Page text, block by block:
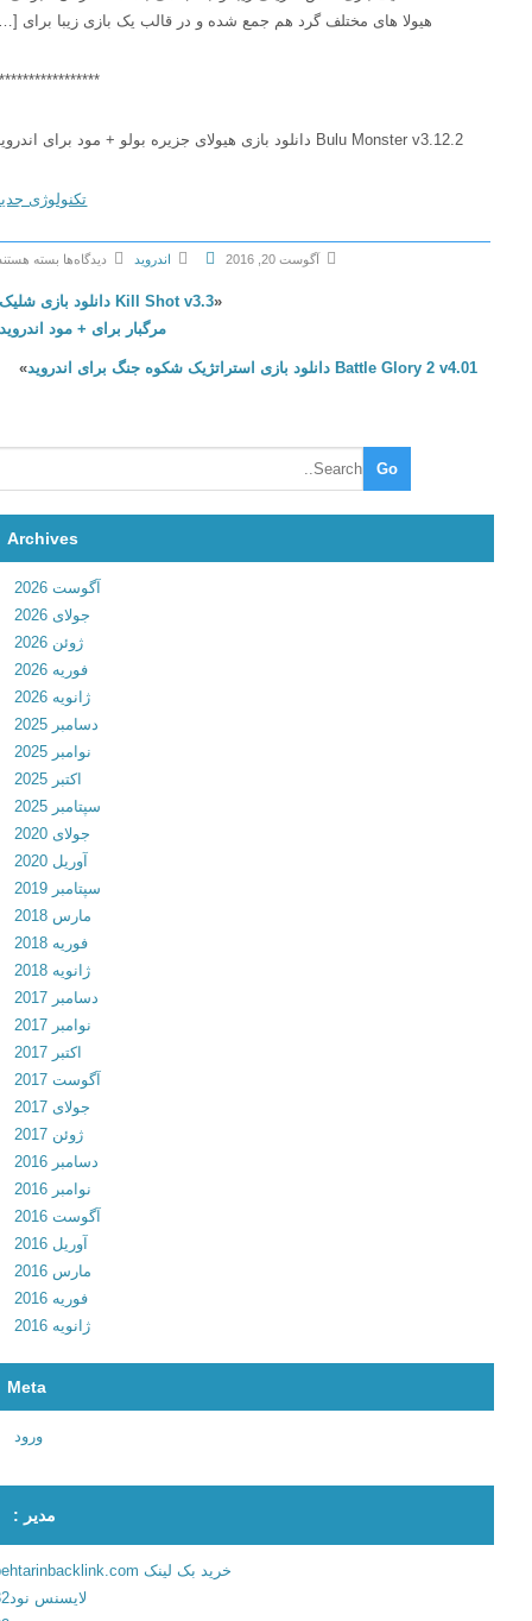
هیولا های مختلف گرد هم جمع شده و در قالب یک بازی زیبا برای […]
******************
Bulu Monster v3.12.2 دانلود بازی هیولای جزیره بولو + مود برای اندروید
تکنولوژی جدید
آگوست 20, 2016 اندروید
دیدگاه‌ها
ر
ی
l
n
s
v
3
.
2
د
ا
ل
و
د
ا
ز
ی
ه
ی
و
ا
ی
ج
و
و
+
بسته هستند
Kill Shot v3.3 دانلود بازی شلیک
مرگبار برای + مود اندروید
Battle Glory 2 v4.01 دانلود بازی استراتژیک شکوه جنگ برای اندروید »
Archives
آگوست 2026
جولای 2026
ژوئن 2026
فوریه 2026
ژانویه 2026
دسامبر 2025
نوامبر 2025
سپتامبر 2025
جولای 2020
آوریل 2020
سپتامبر 2019
مارس 2018
فوریه 2018
ژانویه 2018
دسامبر 2017
نوامبر 2017
آگوست 2017
جولای 2017
ژوئن 2017
دسامبر 2016
نوامبر 2016
آگوست 2016
آوریل 2016
مارس 2016
فوریه 2016
ژانویه 2016
Meta
مدیر :
خرید بک لینک behtarinbacklink.com
لایسنس نود32